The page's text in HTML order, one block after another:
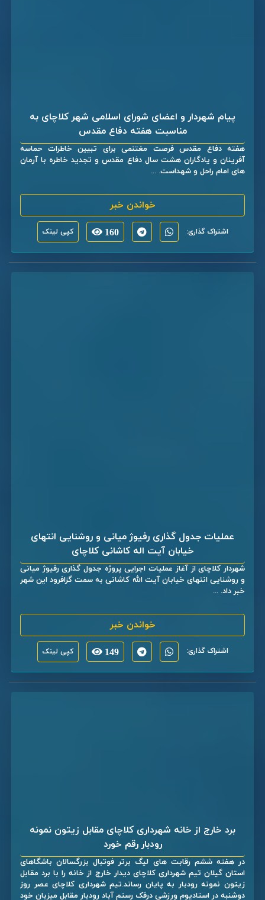
پیام شهردار و اعضای شورای اسلامی شهر کلاچای به
مناسبت هفته دفاع مقدس
هفته دفاع مقدس فرصت مغتنمی برای تبیین خاطرات حماسه
آفرینان و یادگاران هشت سال دفاع مقدس و تجدید خاطره با آرمان
های امام راحل و شهداست. ...
خواندن خبر
اشتراک گذاری: 160 کپی لینک
عملیات جدول گذاری رفیوژ میانی و روشنایی انتهای
خیابان آیت اله کاشانی کلاچای
شهردار کلاچای از آغاز عملیات اجرایی پروژه جدول گذاری رفیوژ میانی
و روشنایی انتهای خیابان آیت الله کاشانی به سمت گزافرود این شهر
خبر داد. ...
خواندن خبر
اشتراک گذاری: 149 کپی لینک
برد خارج از خانه شهرداری کلاچای مقابل زیتون نمونه
رودبار رقم خورد
در هفته ششم رقابت های لیگ برتر فوتبال بزرگسالان باشگاهای
استان گیلان تیم شهرداری کلاچای دیدار خارج از خانه را با برد مقابل
زیتون نمونه رودبار به پایان رساند.تیم شهرداری کلاچای عصر روز
دوشنبه در استادیوم ورزشی درفک رستم آباد رودبار مقابل میزبان خود